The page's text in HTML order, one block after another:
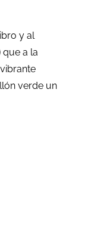
y al
que a la
verde un